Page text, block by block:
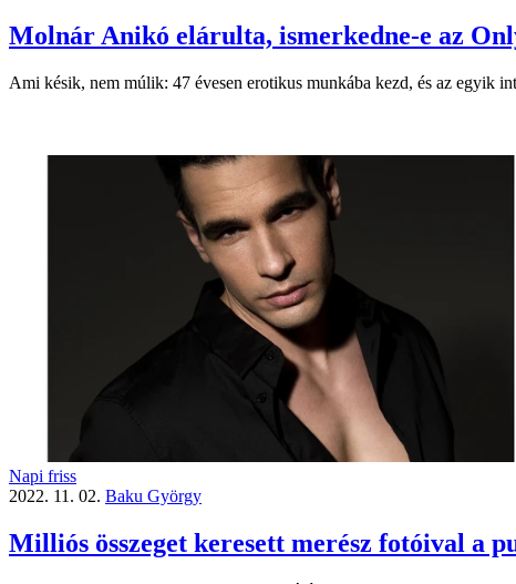
Molnár Anikó elárulta, ismerkedne-e az
Ami késik, nem múlik: 47 évesen erotikus munkába kezd, és az egyik
Napi friss
2022. 11. 02. Baku György
Milliós összeget keresett merész fotóival a